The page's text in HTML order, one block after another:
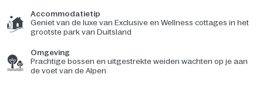
Accommodatietip
Geniet van de luxe van Exclusive en Wellness cottages in het
grootste park van Duitsland
Omgeving
Prachtige bossen en uitgestrekte weiden wachten op je aan
de voet van de Alpen